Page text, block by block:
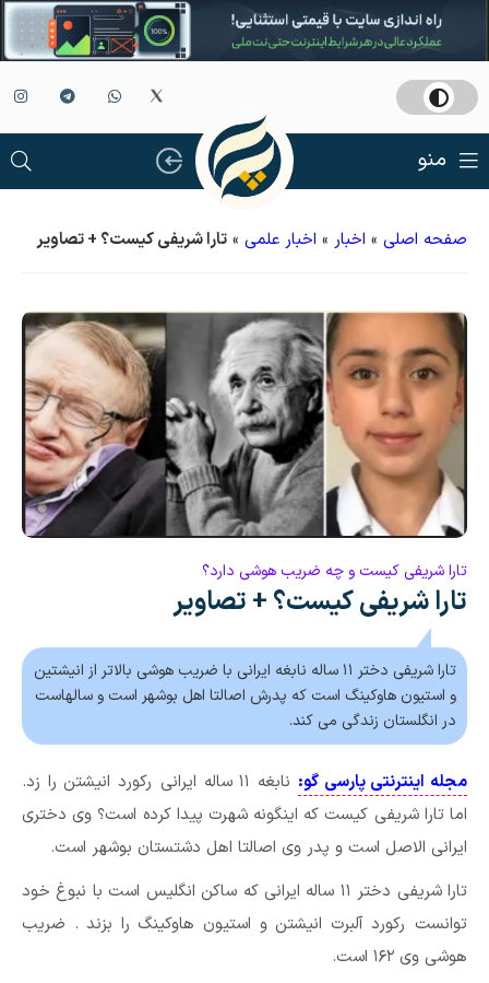
منو
صفحه اصلی » اخبار » اخبار علمی » تارا شریفی کیست‌؟ + تصاویر
تارا شریفی کیست و چه ضریب هوشی دارد؟
تارا شریفی کیست‌؟ + تصاویر
تارا شریفی دختر ۱۱ ساله نابغه ایرانی با ضریب هوشی بالاتر از انیشتین
و استیون هاوکینگ است که پدرش اصالتا اهل بوشهر است و سالهاست
در انگلستان زندگی می کند.
مجله اینترنتی پارسی گو:
نابغه ۱۱ ساله ایرانی رکورد انیشتن را زد.
اما تارا شریفی کیست‌ که اینگونه شهرت پیدا کرده است؟ وی دختری
ایرانی الاصل است و پدر وی اصالتا اهل دشتستان بوشهر است.
تارا شریفی دختر ۱۱ ساله ایرانی که ساکن انگلیس است با نبوغ خود
توانست رکورد آلبرت انیشتن و استیون هاوکینگ را بزند . ضریب
هوشی وی ۱۶۲ است.